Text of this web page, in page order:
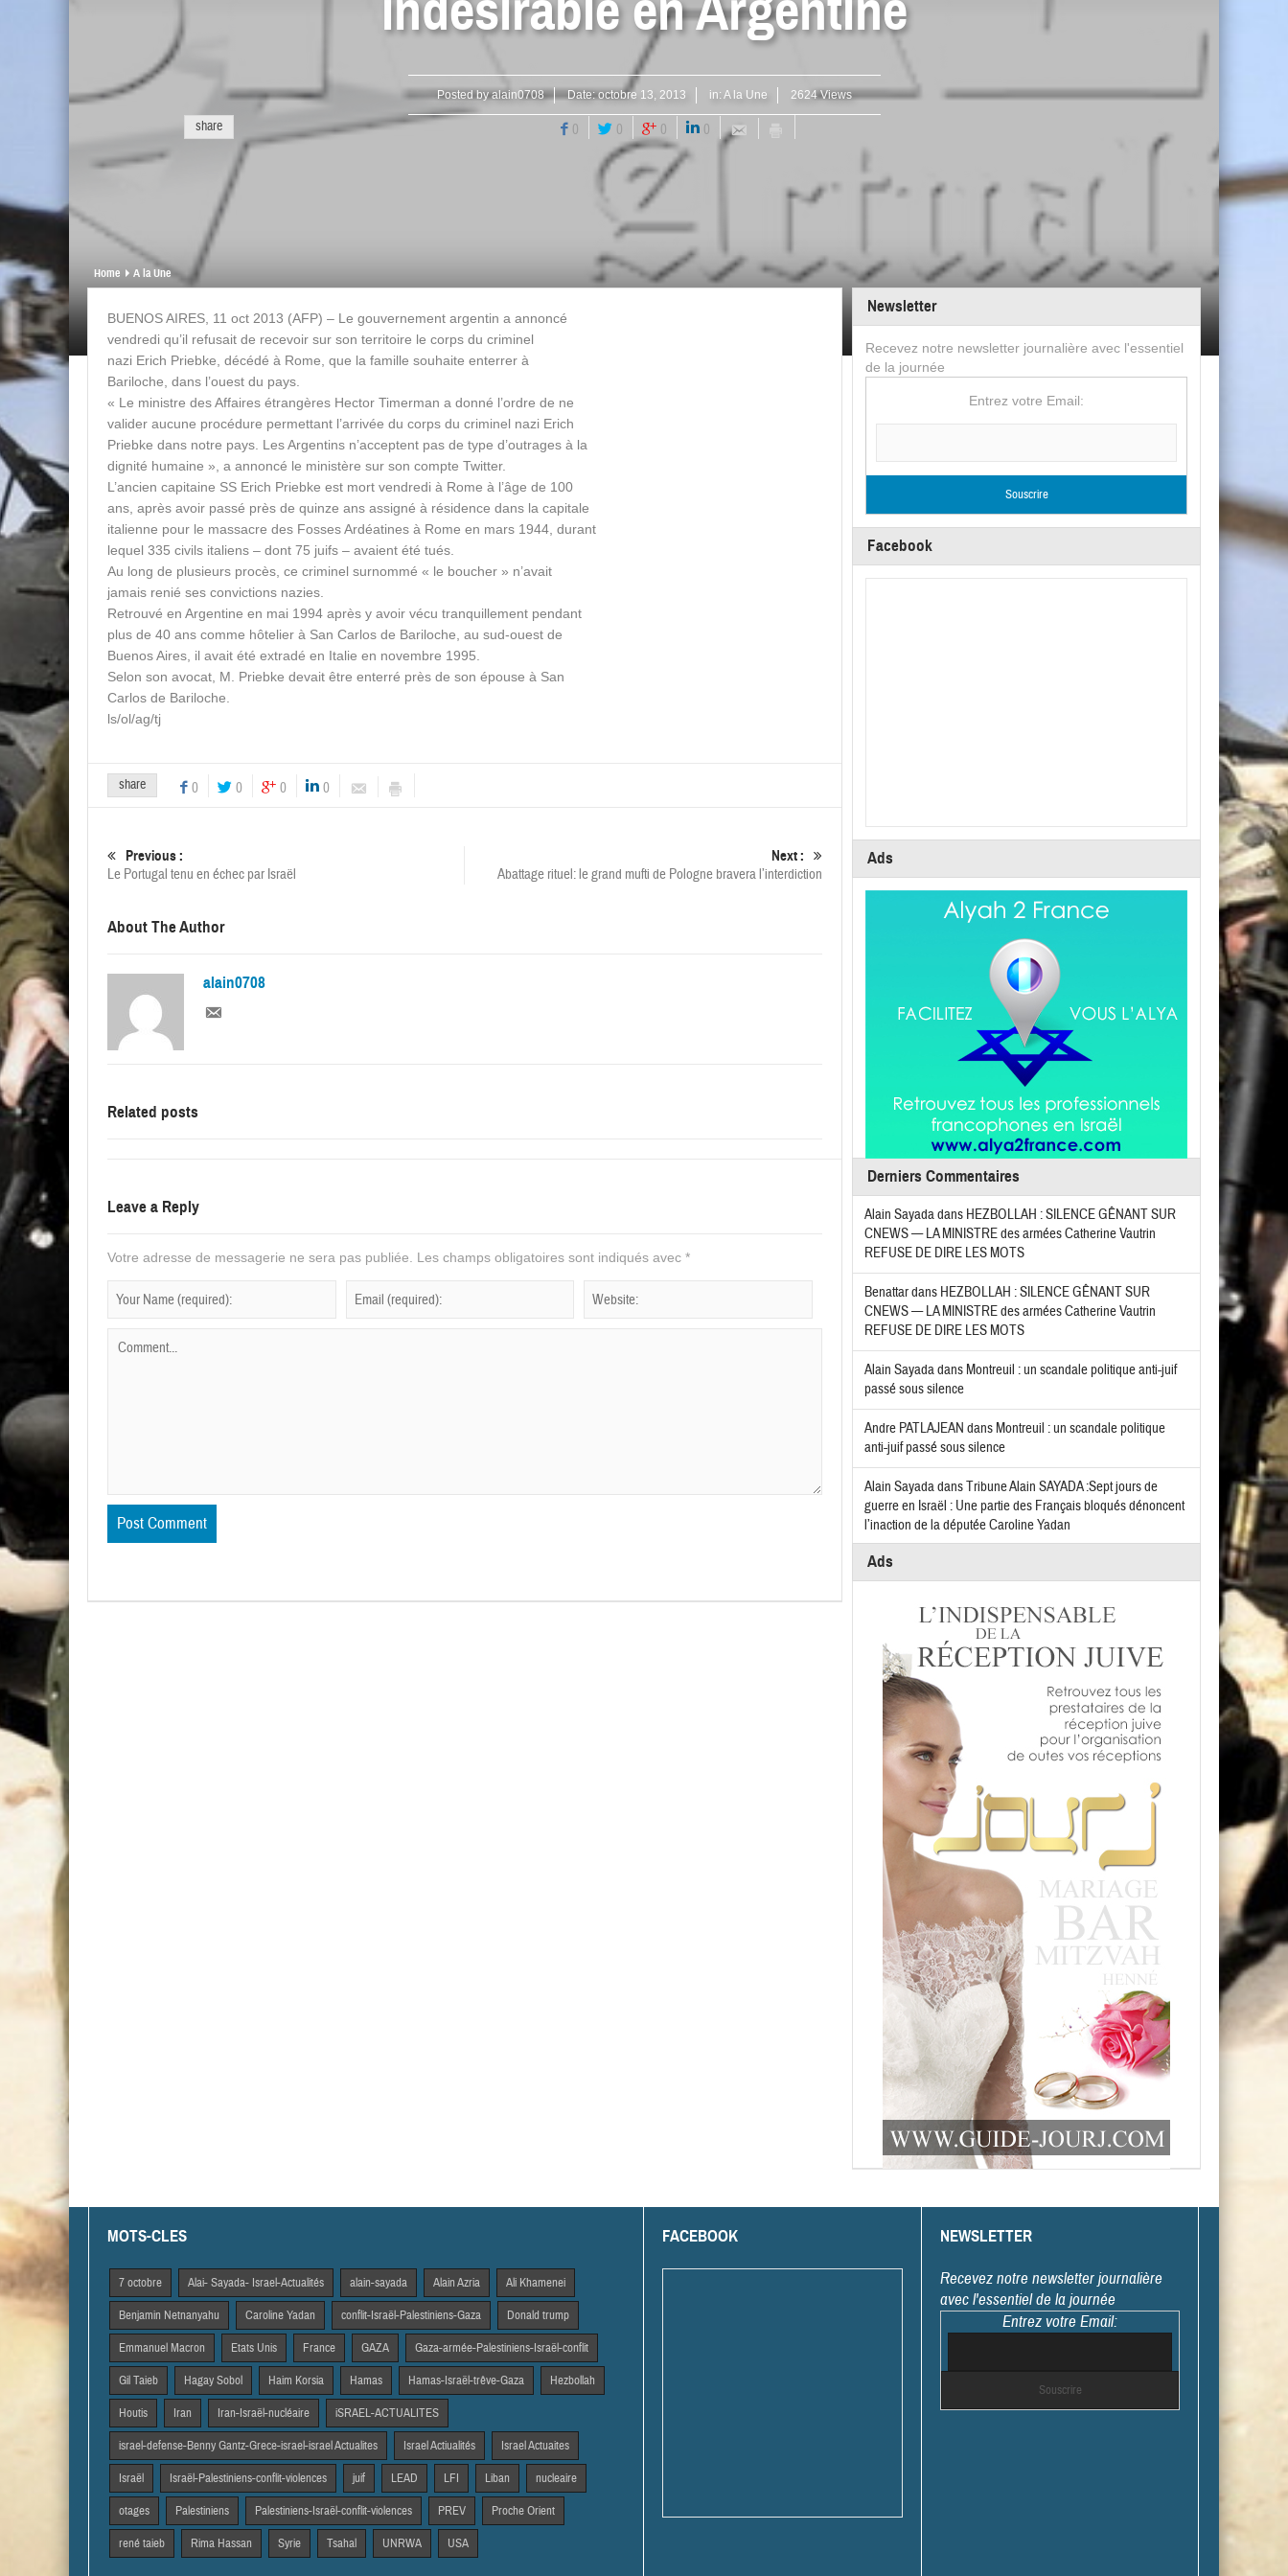
Posted byalain0708 Date:octobre 13, 2013 in: A la Une 2624 Views
share 0 0 0 0
Home A la Une
BUENOS AIRES, 11 oct 2013 (AFP) – Le gouvernement argentin a annoncé
vendredi qu’il refusait de recevoir sur son territoire le corps du criminel
nazi Erich Priebke, décédé à Rome, que la famille souhaite enterrer à
Bariloche, dans l’ouest du pays.
« Le ministre des Affaires étrangères Hector Timerman a donné l’ordre de ne
valider aucune procédure permettant l’arrivée du corps du criminel nazi Erich
Priebke dans notre pays. Les Argentins n’acceptent pas de type d’outrages à la
dignité humaine », a annoncé le ministère sur son compte Twitter.
L’ancien capitaine SS Erich Priebke est mort vendredi à Rome à l’âge de 100
ans, après avoir passé près de quinze ans assigné à résidence dans la capitale
italienne pour le massacre des Fosses Ardéatines à Rome en mars 1944, durant
lequel 335 civils italiens – dont 75 juifs – avaient été tués.
Au long de plusieurs procès, ce criminel surnommé « le boucher » n’avait
jamais renié ses convictions nazies.
Retrouvé en Argentine en mai 1994 après y avoir vécu tranquillement pendant
plus de 40 ans comme hôtelier à San Carlos de Bariloche, au sud-ouest de
Buenos Aires, il avait été extradé en Italie en novembre 1995.
Selon son avocat, M. Priebke devait être enterré près de son épouse à San
Carlos de Bariloche.
ls/ol/ag/tj
share 0 0 0 0
Previous :
Le Portugal tenu en échec par Israël
Next :
Abattage rituel: le grand mufti de Pologne bravera l’interdiction
About The Author
alain0708
Related posts
Leave a Reply
Votre adresse de messagerie ne sera pas publiée. Les champs obligatoires sont indiqués avec *
Newsletter
Recevez notre newsletter journalière avec l'essentiel
de la journée
Entrez votre Email:
Facebook
Ads
Derniers Commentaires
Alain Sayadadans HEZBOLLAH : SILENCE GÊNANT SUR
CNEWS — LA MINISTRE des armées Catherine Vautrin
REFUSE DE DIRE LES MOTS
Benattardans HEZBOLLAH : SILENCE GÊNANT SUR
CNEWS — LA MINISTRE des armées Catherine Vautrin
REFUSE DE DIRE LES MOTS
Alain Sayadadans Montreuil : un scandale politique anti-juif
passé sous silence
Andre PATLAJEAN dans Montreuil : un scandale politique
anti-juif passé sous silence
Alain SayadadansTribune Alain SAYADA :Sept jours de
guerre en Israël : Une partie des Français bloqués dénoncent
l’inaction de la députée Caroline Yadan
Ads
MOTS-CLES
7 octobre Alai- Sayada- Israel-Actualités alain-sayada Alain Azria Ali Khamenei
Benjamin Netnanyahu Caroline Yadan conflit-Israël-Palestiniens-Gaza Donald trump
Emmanuel Macron Etats Unis France GAZA Gaza-armée-Palestiniens-Israël-conflit
Gil Taieb Hagay Sobol Haim Korsia Hamas Hamas-Israël-trêve-Gaza Hezbollah
Houtis Iran Iran-Israël-nucléaire iSRAEL-ACTUALITES
israel-defense-Benny Gantz-Grece-israel-israel Actualites Israel Actiualités Israel Actuaites
Israël Israël-Palestiniens-conflit-violences juif LEAD LFI Liban nucleaire
otages Palestiniens Palestiniens-Israël-conflit-violences PREV Proche Orient
rené taieb Rima Hassan Syrie Tsahal UNRWA USA
FACEBOOK NEWSLETTER
Recevez notre newsletter journalière
avec l'essentiel de la journée
Entrez votre Email: